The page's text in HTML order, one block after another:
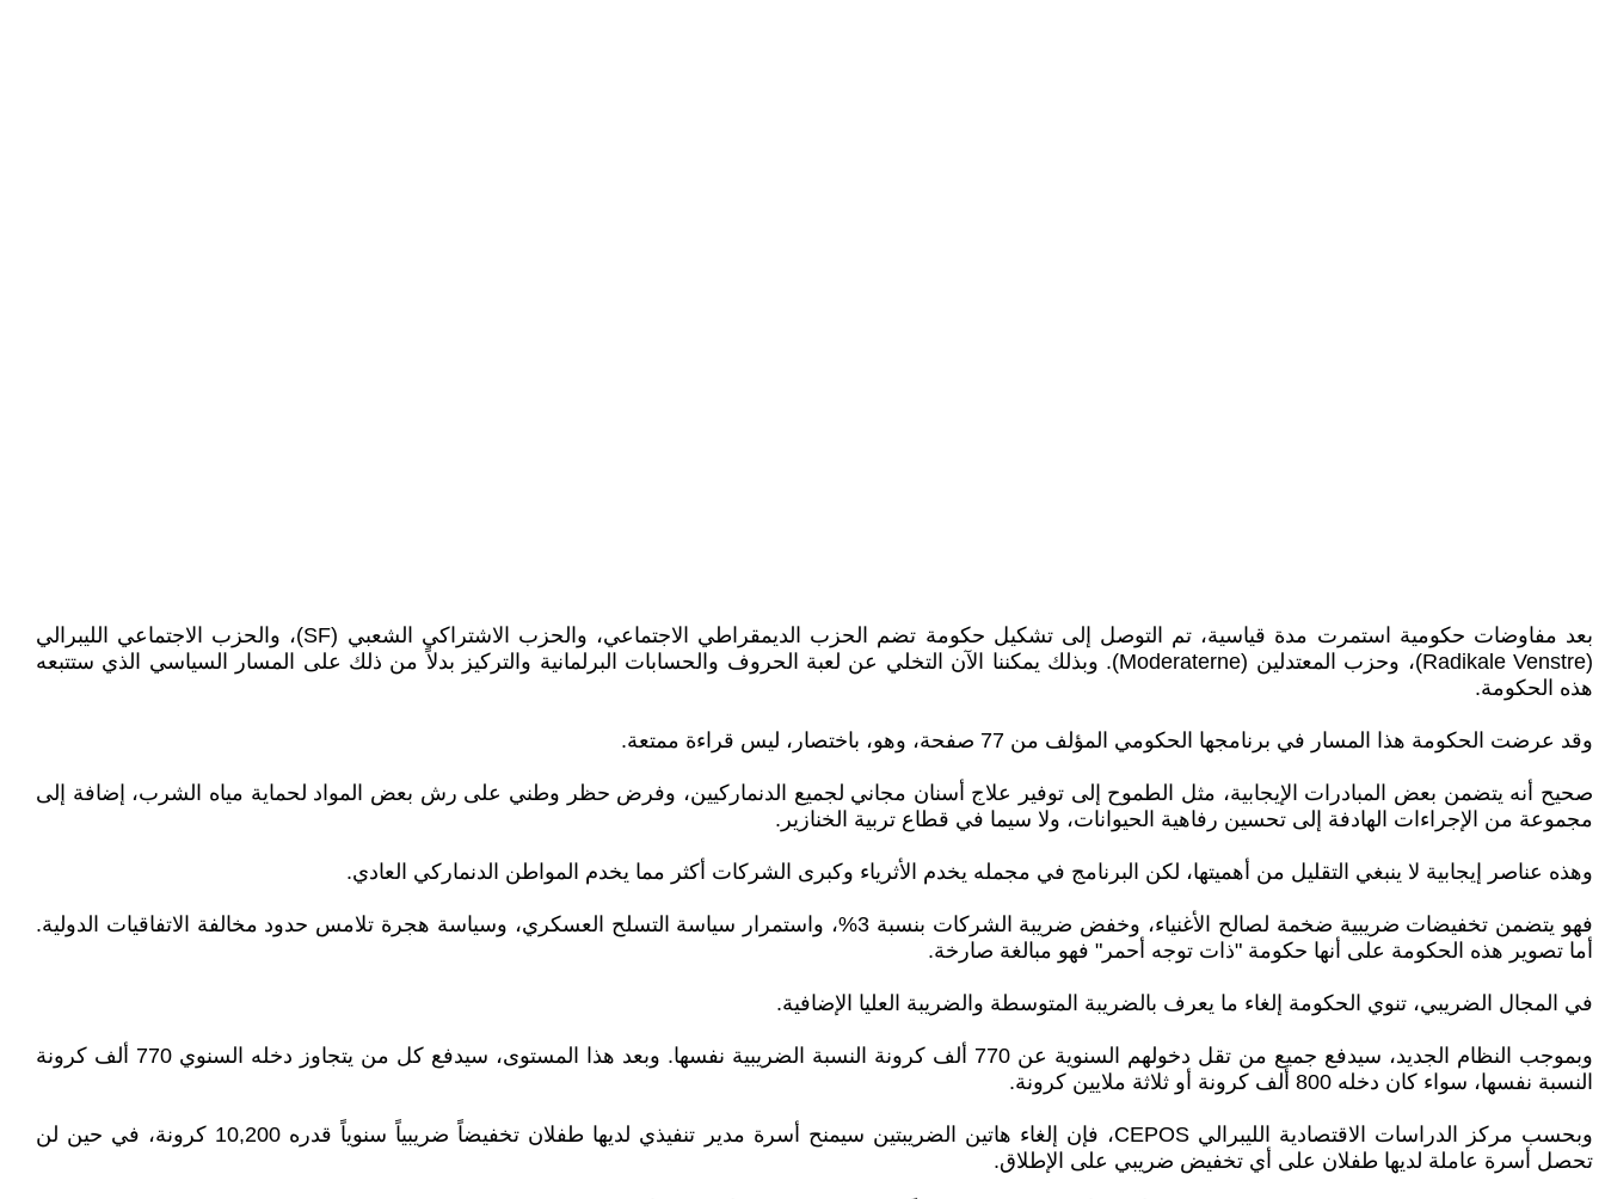
بعد مفاوضات حكومية استمرت مدة قياسية، تم التوصل إلى تشكيل حكومة تضم الحزب الديمقراطي الاجتماعي، والحزب الاشتراكي الشعبي (SF)، والحزب الاجتماعي الليبرالي
(Radikale Venstre)، وحزب المعتدلين (Moderaterne). وبذلك يمكننا الآن التخلي عن لعبة الحروف والحسابات البرلمانية والتركيز بدلاً من ذلك على المسار السياسي الذي ستتبعه
هذه الحكومة.
وقد عرضت الحكومة هذا المسار في برنامجها الحكومي المؤلف من 77 صفحة، وهو، باختصار، ليس قراءة ممتعة.
صحيح أنه يتضمن بعض المبادرات الإيجابية، مثل الطموح إلى توفير علاج أسنان مجاني لجميع الدنماركيين، وفرض حظر وطني على رش بعض المواد لحماية مياه الشرب، إضافة إلى
مجموعة من الإجراءات الهادفة إلى تحسين رفاهية الحيوانات، ولا سيما في قطاع تربية الخنازير.
وهذه عناصر إيجابية لا ينبغي التقليل من أهميتها، لكن البرنامج في مجمله يخدم الأثرياء وكبرى الشركات أكثر مما يخدم المواطن الدنماركي العادي.
فهو يتضمن تخفيضات ضريبية ضخمة لصالح الأغنياء، وخفض ضريبة الشركات بنسبة 3%، واستمرار سياسة التسلح العسكري، وسياسة هجرة تلامس حدود مخالفة الاتفاقيات الدولية.
أما تصوير هذه الحكومة على أنها حكومة "ذات توجه أحمر" فهو مبالغة صارخة.
في المجال الضريبي، تنوي الحكومة إلغاء ما يعرف بالضريبة المتوسطة والضريبة العليا الإضافية.
وبموجب النظام الجديد، سيدفع جميع من تقل دخولهم السنوية عن 770 ألف كرونة النسبة الضريبية نفسها. وبعد هذا المستوى، سيدفع كل من يتجاوز دخله السنوي 770 ألف كرونة
النسبة نفسها، سواء كان دخله 800 ألف كرونة أو ثلاثة ملايين كرونة.
وبحسب مركز الدراسات الاقتصادية الليبرالي CEPOS، فإن إلغاء هاتين الضريبتين سيمنح أسرة مدير تنفيذي لديها طفلان تخفيضاً ضريبياً سنوياً قدره 10,200 كرونة، في حين لن
تحصل أسرة عاملة لديها طفلان على أي تخفيض ضريبي على الإطلاق.